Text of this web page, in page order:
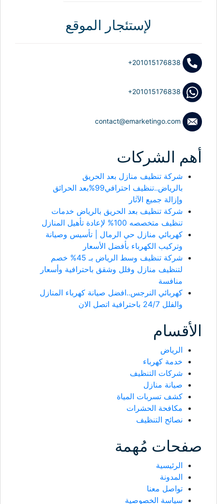
لإستئجار الموقع
+201015176838
+201015176838
contact@emarketingo.com
أهم الشركات
شركة تنظيف منازل بعد الحريق
بالرياض..تنظيف احترافي99%بعد الحرائق
وإزالة جميع الآثار
شركة تنظيف بعد الحريق بالرياض خدمات
تنظيف متخصصه 100% لإعادة تأهيل المنازل
كهربائي منازل حي الرمال | تأسيس وصيانة
وتركيب الكهرباء بأفضل الأسعار
شركة تنظيف وسط الرياض بـ 45% خصم
لتنظيف منازل وفلل وشقق باحترافية وأسعار
منافسة
كهربائي النرجس..افضل صيانة كهرباء المنازل
والفلل 24/7 باحترافية اتصل الان
الأقسام
الرياض
خدمة كهرباء
شركات التنظيف
صيانة منازل
كشف تسربات المياة
مكافحة الحشرات
نصائح التنظيف
صفحات مُهمة
الرئيسية
المدونة
تواصل معنا
سياسة الخصوصية